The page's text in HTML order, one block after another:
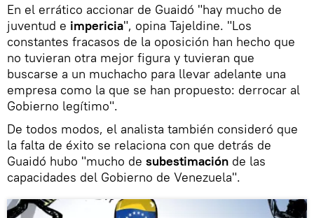
En el errático accionar de Guaidó "hay mucho de
juventud e impericia", opina Tajeldine. "Los
constantes fracasos de la oposición han hecho que
no tuvieran otra mejor figura y tuvieran que
buscarse a un muchacho para llevar adelante una
empresa como la que se han propuesto: derrocar al
Gobierno legítimo".
De todos modos, el analista también consideró que
la falta de éxito se relaciona con que detrás de
Guaidó hubo "mucho de subestimación de las
capacidades del Gobierno de Venezuela".